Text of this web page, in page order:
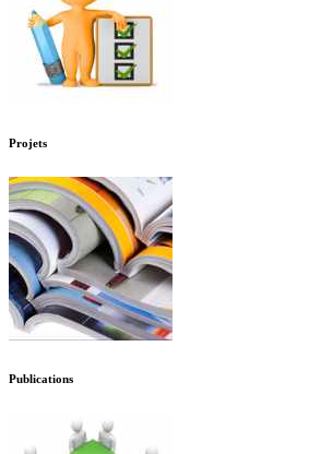
Projets
Publications